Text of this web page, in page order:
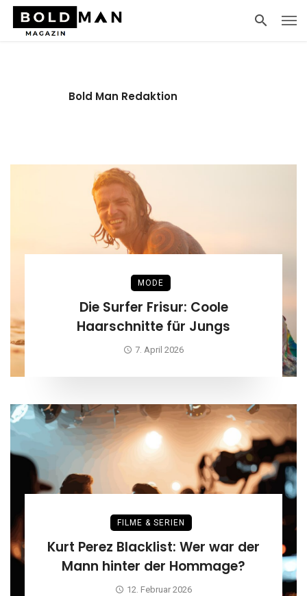
Bold Man Redaktion
MODE
Die Surfer Frisur: Coole
Haarschnitte für Jungs
7. April 2026
FILME & SERIEN
Kurt Perez Blacklist: Wer war der
Mann hinter der Hommage?
12. Februar 2026